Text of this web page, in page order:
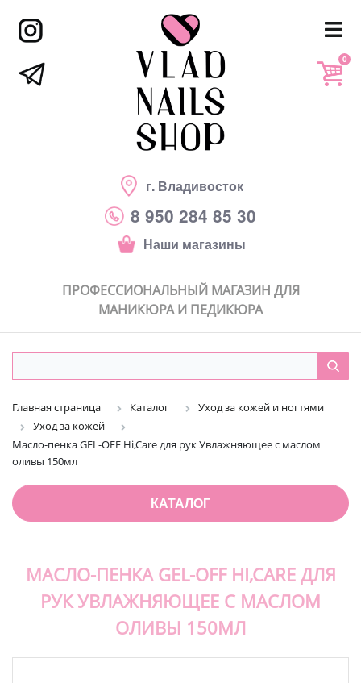
г. Владивосток
8 950 284 85 30
Наши магазины
0
ПРОФЕССИОНАЛЬНЫЙ МАГАЗИН ДЛЯ
МАНИКЮРА И ПЕДИКЮРА
Главная страница Каталог
Уход за кожей и ногтями
Уход за кожей
Масло-пенка GEL-OFF Hi,Care для рук Увлажняющее с маслом
оливы 150мл
КАТАЛОГ
МАСЛО-ПЕНКА GEL-OFF HI,CARE ДЛЯ
РУК УВЛАЖНЯЮЩЕЕ С МАСЛОМ
ОЛИВЫ 150МЛ